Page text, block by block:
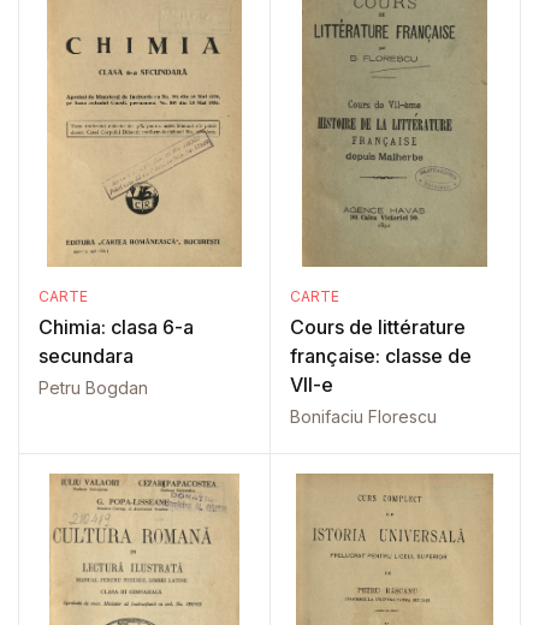
CARTE
Chimia: clasa 6-a
secundara
Petru Bogdan
CARTE
Cours de littérature
française: classe de
VII-e
Bonifaciu Florescu